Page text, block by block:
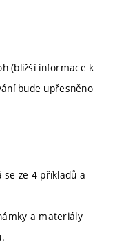
(bližší informace k
bude upřesněno
ze 4 příkladů a
a materiály